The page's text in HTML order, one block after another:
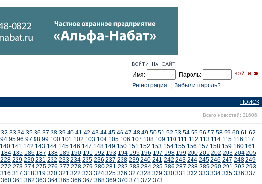
Имя:
Пароль:
Регистрация
Забыли пароль?
ПОИСК
Всего новостей: 31606
32 33 34 35 36 37 38 39 40 41 42 43 44 45 46 47 48 49 50 51 52 53 54 55 56 57 58 59 60 61 62
94 95 96 97 98 99 100 101 102 103 104 105 106 107 108 109 110 111 112 113 114 115 116 117
140 141 142 143 144 145 146 147 148 149 150 151 152 153 154 155 156 157 158 159 160 161
184 185 186 187 188 189 190 191 192 193 194 195 196 197 198 199 200 201 202 203 204 205
228 229 230 231 232 233 234 235 236 237 238 239 240 241 242 243 244 245 246 247 248 249
272 273 274 275 276 277 278 279 280 281 282 283 284 285 286 287 288 289 290 291 292 293
316 317 318 319 320 321 322 323 324 325 326 327 328 329 330 331 332 333 334 335 336 337
360 361 362 363 364 365 366 367 368 369 370 371 372 373